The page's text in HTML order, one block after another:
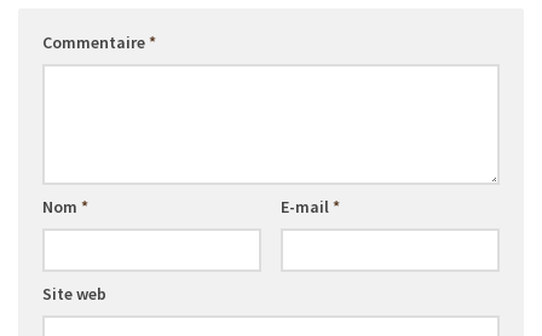
Commentaire*
Nom * E-mail*
Site web